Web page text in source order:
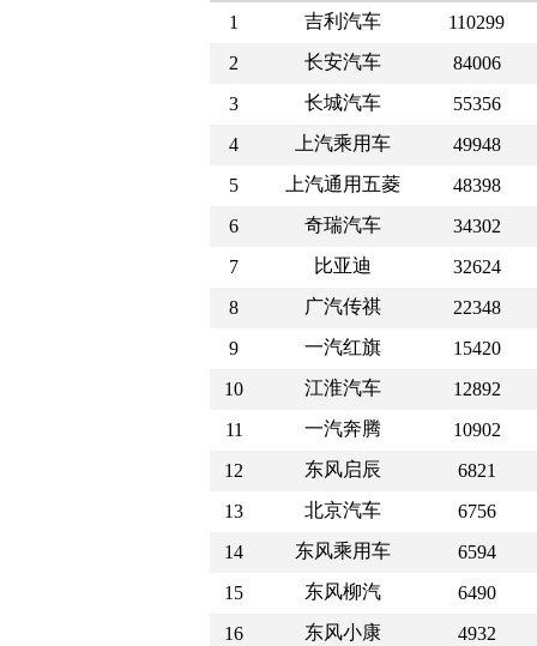
1 吉利汽车
110299
2
长安汽车
84006
3
长城汽车
55356
4
上汽乘用车
49948
5
上汽通用五菱
48398
6
奇瑞汽车
34302
7
比亚迪
32624
8
广汽传祺
22348
9
一汽红旗
15420
10
江淮汽车
12892
11
一汽奔腾
10902
12
东风启辰
6821
13
北京汽车
6756
14
东风乘用车
6594
15
东风柳汽
6490
16
东风小康
4932